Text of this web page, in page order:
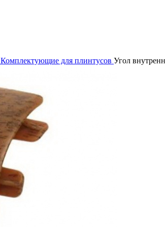
Комплектующие для плинтусов Угол